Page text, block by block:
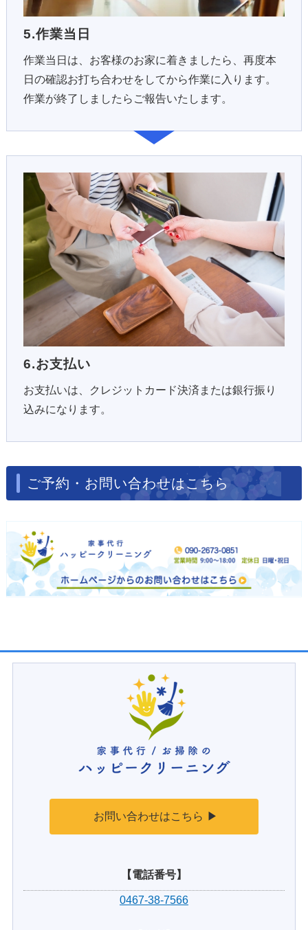
5.作業当日
作業当日は、お客様のお家に着きましたら、再度本
日の確認お打ち合わせをしてから作業に入ります。
作業が終了しましたらご報告いたします。
6.お支払い
お支払いは、クレジットカード決済または銀行振り
込みになります。
ご予約・お問い合わせはこちら
お問い合わせはこちら
【電話番号】
0467-38-7566